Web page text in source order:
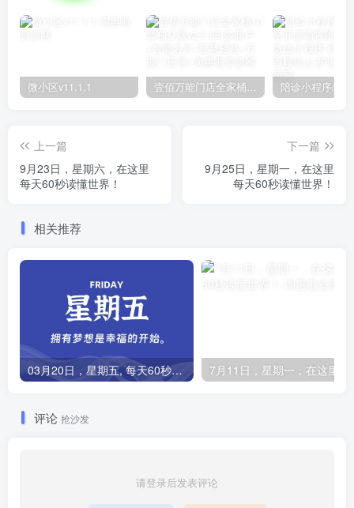
微小区v11.1.1 壹佰万能门店全家桶10套独立版v2.6.68(​多商户+智能名片+智慧轻站+万能门店等)
上一篇
9月23日，星期六，在这里
每天60秒读懂世界！
下一篇
9月25日，星期一，在这里
每天60秒读懂世界！
相关推荐
03月20日，星期五, 每天60秒读懂全世界！
评论 抢沙发
请登录后发表评论